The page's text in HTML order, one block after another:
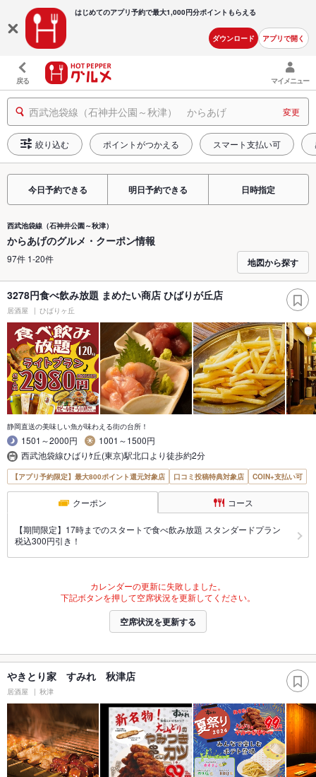
はじめてのアプリ予約で最大1,000円分ポイントもらえる
ダウンロード アプリで開く
戻る マイメニュー
西武池袋線（石神井公園～秋津） からあげ 変更
絞り込む ポイントがつかえる スマート支払い可
今日予約できる 明日予約できる 日時指定
西武池袋線（石神井公園～秋津）
からあげのグルメ・クーポン情報
97件 1-20件 地図から探す
3278円食べ飲み放題 まめたい商店 ひばりが丘店
居酒屋 ひばりヶ丘
静岡直送の美味しい魚が味わえる街の台所！
1501～2000円
1001～1500円
西武池袋線ひばりｹ丘(東京)駅北口より徒歩約2分
【アプリ予約限定】最大800ポイント還元対象店 口コミ投稿特典対象店 COIN+支払い可
クーポン コース
【期間限定】17時までのスタートで食べ飲み放題 スタンダードプラン
税込300円引き！
カレンダーの更新に失敗しました。
下記ボタンを押して空席状況を更新してください。
空席状況を更新する
やきとり家 すみれ 秋津店
居酒屋 秋津